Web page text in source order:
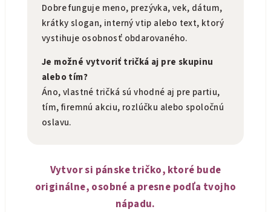
Dobre funguje meno, prezývka, vek, dátum,
krátky slogan, interný vtip alebo text, ktorý
vystihuje osobnosť obdarovaného.
Je možné vytvoriť tričká aj pre skupinu
alebo tím?
Áno, vlastné tričká sú vhodné aj pre partiu,
tím, firemnú akciu, rozlúčku alebo spoločnú
oslavu.
Vytvor si pánske tričko, ktoré bude
originálne, osobné a presne podľa tvojho
nápadu.